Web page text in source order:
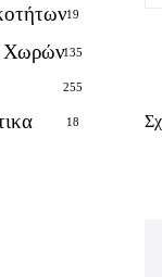
19
Χωρών135
255
18